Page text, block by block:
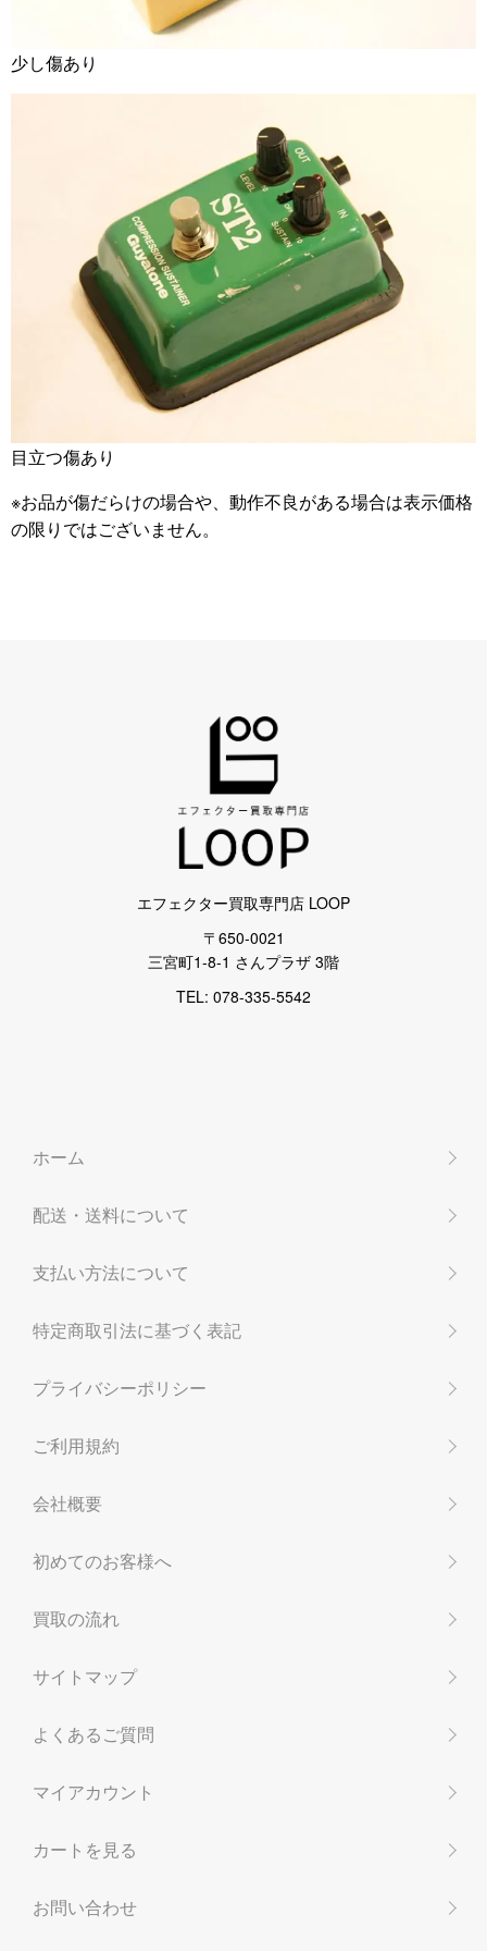
少し傷あり
目立つ傷あり
※お品が傷だらけの場合や、動作不良がある場合は表示価格
の限りではございません。
エフェクター買取専門店 LOOP
〒650-0021
三宮町1-8-1 さんプラザ 3階
TEL: 078-335-5542
ホーム
配送・送料について
支払い方法について
特定商取引法に基づく表記
プライバシーポリシー
ご利用規約
会社概要
初めてのお客様へ
買取の流れ
サイトマップ
よくあるご質問
マイアカウント
カートを見る
お問い合わせ